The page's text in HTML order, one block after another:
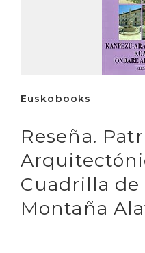
Euskobooks
Reseña.
Cuadrilla de
Montaña